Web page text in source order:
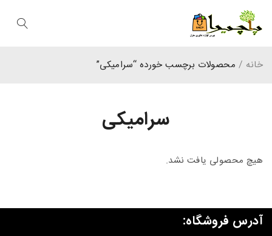
سرامیکی
خانه / محصولات برچسب خورده “سرامیکی”
هیچ محصولی یافت نشد.
آدرس فروشگاه: